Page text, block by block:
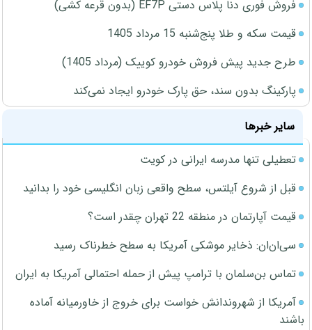
فروش فوری دنا پلاس دستی EF7P (بدون قرعه کشی)
قیمت سکه و طلا پنج‌شنبه 15 مرداد 1405
طرح جدید پیش فروش خودرو کوییک (مرداد 1405)
پارکینگ بدون سند، حق پارک خودرو ایجاد نمی‌کند
سایر خبرها
تعطیلی تنها مدرسه ایرانی در کویت
قبل از شروع آیلتس، سطح واقعی زبان انگلیسی خود را بدانید
قیمت آپارتمان در منطقه 22 تهران چقدر است؟
سی‌ان‌ان: ذخایر موشکی آمریکا به سطح خطرناک رسید
تماس بن‌سلمان با ترامپ پیش از حمله احتمالی آمریکا به ایران
آمریکا از شهروندانش خواست برای خروج از خاورمیانه آماده
باشند